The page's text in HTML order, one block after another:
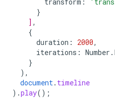
}
] ,
{
duration : 2000,
iterations : Number .
}
),
document. timeline
) .play();